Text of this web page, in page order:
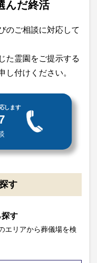
んだ終活
のご相談に対応して
た霊園をご提示する
し付けください。
します
す
探す
エリアから葬儀場を検